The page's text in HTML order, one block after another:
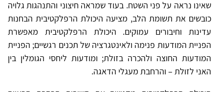
שאינו נראה על פני השטח. בעוד שמראה חיצוני והתנהגות גלויה
כובשים את תשומת הלב, מציעה היכולת הרפלקטיבית הבחנות
עדינות וחיבורים עמוקים. היכולת הרפלקטיבית מאפשרת
הפניית המודעות פנימה ולאינטגרציה של תכנים רגשיים; הפניית
המודעות החוצה ולהכרה בזולת; ומודעות ליחסי הגומלין בין
האני לזולת – והרחבת מעגלי הדאגה.